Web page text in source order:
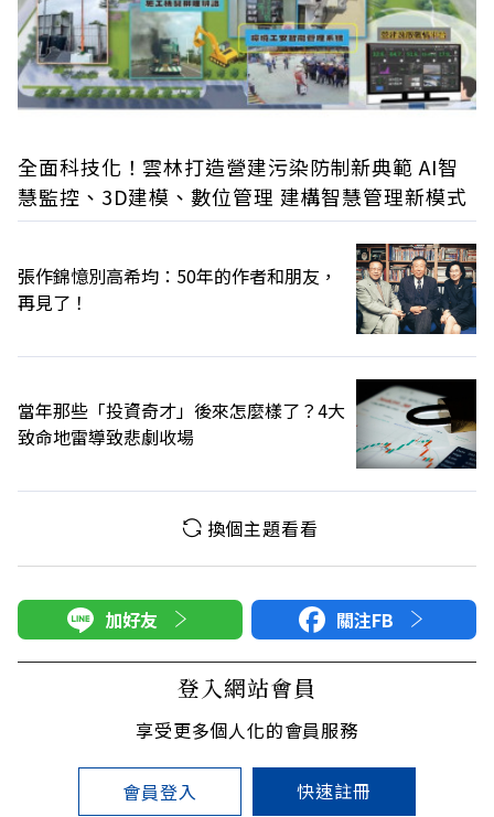
全面科技化！雲林打造營建污染防制新典範 AI智
慧監控、3D建模、數位管理 建構智慧管理新模式
張作錦憶別高希均：50年的作者和朋友，
再見了！
當年那些「投資奇才」後來怎麼樣了？4大
致命地雷導致悲劇收場
換個主題看看
加好友 關注FB
登入網站會員
享受更多個人化的會員服務
會員登入 快速註冊